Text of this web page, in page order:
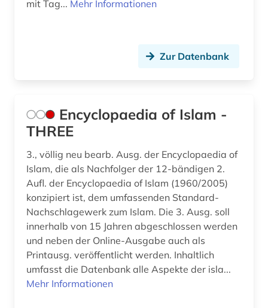
mit Tag... Mehr Informationen
Zur Datenbank
Encyclopaedia of Islam -
THREE
3., völlig neu bearb. Ausg. der Encyclopaedia of
Islam, die als Nachfolger der 12-bändigen 2.
Aufl. der Encyclopaedia of Islam (1960/2005)
konzipiert ist, dem umfassenden Standard-
Nachschlagewerk zum Islam. Die 3. Ausg. soll
innerhalb von 15 Jahren abgeschlossen werden
und neben der Online-Ausgabe auch als
Printausg. veröffentlicht werden. Inhaltlich
umfasst die Datenbank alle Aspekte der isla...
Mehr Informationen